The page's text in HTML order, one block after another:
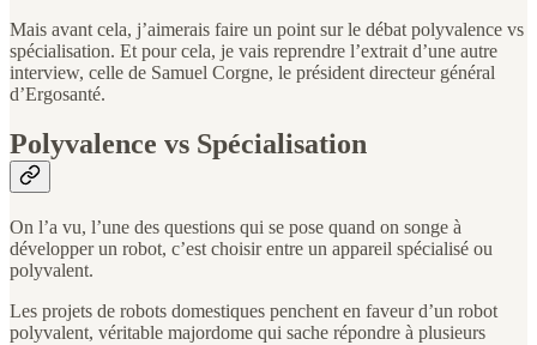
Mais avant cela, j’aimerais faire un point sur le débat polyvalence vs
spécialisation. Et pour cela, je vais reprendre l’extrait d’une autre
interview, celle de Samuel Corgne, le président directeur général
d’Ergosanté.
Polyvalence vs Spécialisation
On l’a vu, l’une des questions qui se pose quand on songe à
développer un robot, c’est choisir entre un appareil spécialisé ou
polyvalent.
Les projets de robots domestiques penchent en faveur d’un robot
polyvalent, véritable majordome qui sache répondre à plusieurs